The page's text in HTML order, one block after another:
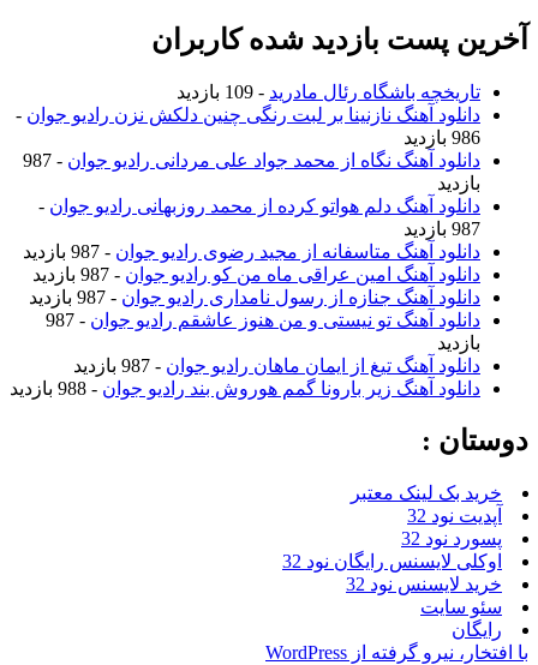
آخرین پست بازدید شده کاربران
تاریخچه باشگاه رئال مادرید - 109 بازدید
دانلود آهنگ نازنینا بر لبت رنگی چنین دلکش نزن رادیو جوان -
986 بازدید
دانلود آهنگ نگاه از محمد جواد علی مردانی رادیو جوان
- 987
بازدید
دانلود آهنگ دلم هواتو کرده از محمد روزبهانی رادیو جوان -
987 بازدید
دانلود آهنگ متاسفانه از مجید رضوی رادیو جوان - 987 بازدید
دانلود آهنگ امین عراقی ماه من کو رادیو جوان - 987 بازدید
دانلود آهنگ جنازه از رسول نامداری رادیو جوان - 987 بازدید
دانلود آهنگ تو نیستی و من هنوز عاشقم رادیو جوان
- 987
بازدید
دانلود آهنگ تیغ از ایمان ماهان رادیو جوان - 987 بازدید
دانلود آهنگ زیر بارونا گمم هوروش بند رادیو جوان - 988 بازدید
دوستان :
خرید بک لینک معتبر
آپدیت نود 32
پسورد نود 32
اوکلی لایسنس رایگان نود 32
خرید لایسنس نود 32
سئو سایت
رایگان
با افتخار، نیرو گرفته از WordPress